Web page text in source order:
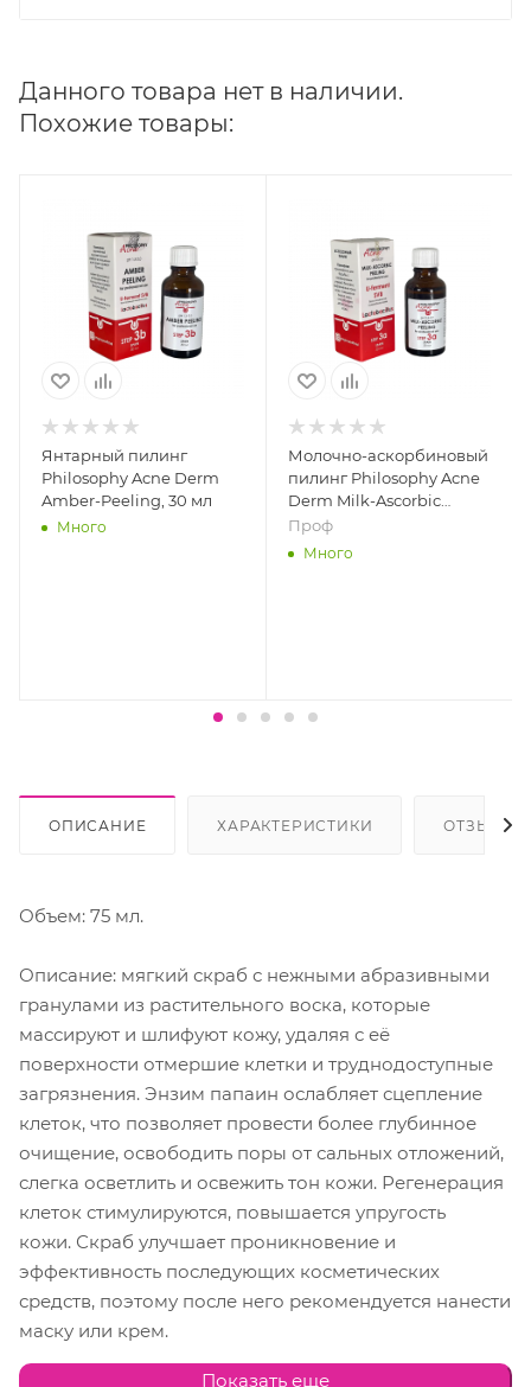
Данного товара нет в наличии.
Похожие товары:
Янтарный пилинг
Philosophy Acne Derm
Amber-Peeling, 30 мл
Много
Молочно-аскорбиновый
пилинг Philosophy Acne
Derm Milk-Ascorbic
Peeling, 30 мл
Проф
Много
ОПИСАНИЕ ХАРАКТЕРИСТИКИ ОТЗЫВЫ
Объем: 75 мл.
Описание: мягкий скраб с нежными абразивными
гранулами из растительного воска, которые
массируют и шлифуют кожу, удаляя с её
поверхности отмершие клетки и труднодоступные
загрязнения. Энзим папаин ослабляет сцепление
клеток, что позволяет провести более глубинное
очищение, освободить поры от сальных отложений,
слегка осветлить и освежить тон кожи. Регенерация
клеток стимулируются, повышается упругость
кожи. Скраб улучшает проникновение и
эффективность последующих косметических
средств, поэтому после него рекомендуется нанести
маску или крем.
Показать еще